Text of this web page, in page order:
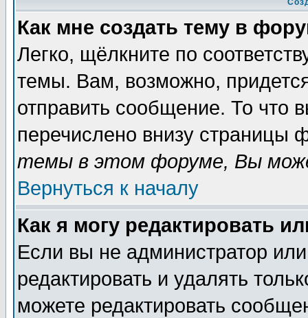
Как мне создать тему в
Легко, щёлкните по
темы. Вам, возможно,
отправить сообщение. То что
перечислено внизу страницы
темы в этом форуме, Вы
Вернуться к началу
Как я могу редактировать
Если вы не администратор
редактировать и удалять
можете редактировать